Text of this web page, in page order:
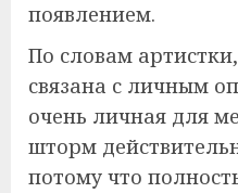
появлением.
По словам
связана с личным
очень личная для
шторм
потому что